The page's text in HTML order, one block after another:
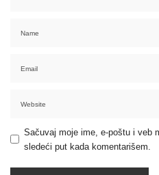
Sačuvaj moje ime, e-poštu i veb
sledeći put kada komentarišem.